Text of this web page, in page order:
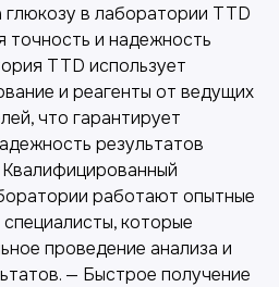
глюкозу в лаборатории TTD
точность и надежность
TTD использует
и реагенты от ведущих
что гарантирует
результатов
работают опытные
которые
проведение анализа и
— Быстрое получение